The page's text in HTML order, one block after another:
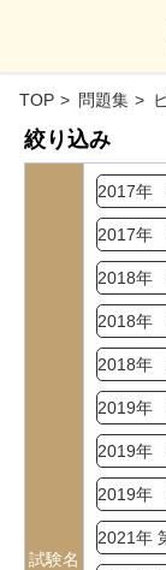
TOP 問題集
絞り込み
試験名
2017年
2017年
2018年
2018年
2018年
2019年
2019年
2019年
2021年